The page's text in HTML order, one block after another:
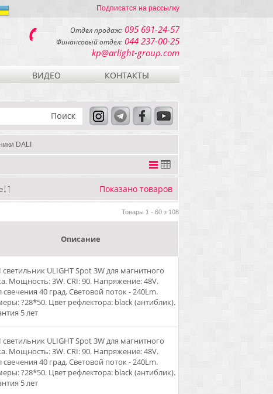
Подписатся на рассылку
Отдел продаж: 095 691-24-57
Финансовый отдел: 044 237-00-25
kp@arlight-group.com
ВИДЕО КОНТАКТЫ
DALI
Показано товаров
Товары 1 - 60 з 108
Описание
cветильник ULIGHT Spot 3W для магнитного
Мощность: 3W. CRI: 90. Напряжение: 48V.
свечения 40 град. Световой поток - 240Lm.
?28*50. Цвет рефлектора: black (антиблик).
5 лет
cветильник ULIGHT Spot 3W для магнитного
Мощность: 3W. CRI: 90. Напряжение: 48V.
свечения 40 град. Световой поток - 240Lm.
?28*50. Цвет рефлектора: black (антиблик).
5 лет